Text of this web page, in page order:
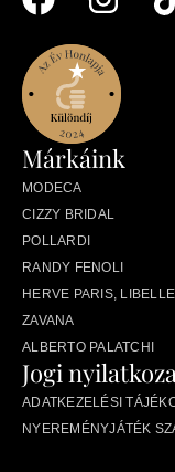
Márkáink
MODECA
CIZZY BRIDAL
POLLARDI
RANDY FENOLI
HERVE PARIS, LIBELLE
ZAVANA
ALBERTO PALATCHI
Jogi
ADATKEZELÉSI
NYEREMÉNYJÁTÉK